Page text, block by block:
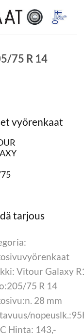
75 R 14
vyörenkaat
Vitour Galaxy
75 R 14
28 mm
Hinta: 143,-